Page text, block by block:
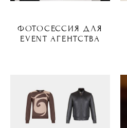
ФОТОСЕССИЯ ДЛЯ
EVENT АГЕНТСТВА